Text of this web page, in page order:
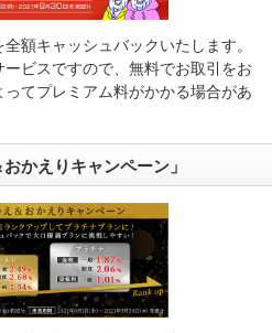
額キャッシュバックいたします。
ビスですので、無料でお取引をお
てプレミアム料がかかる場合があ
かえりキャンペーン」